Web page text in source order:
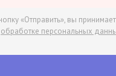
«Отправить», вы
обработке персональных